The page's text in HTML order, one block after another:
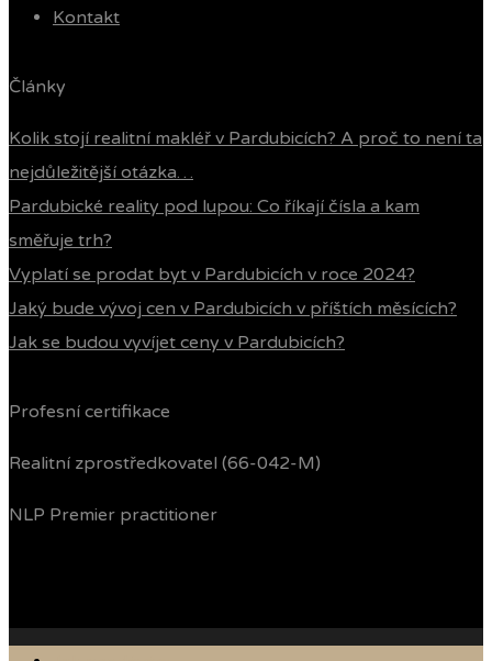
Kontakt
Články
Kolik stojí realitní makléř v Pardubicích? A proč to není ta
nejdůležitější otázka…
Pardubické reality pod lupou: Co říkají čísla a kam
směřuje trh?
Vyplatí se prodat byt v Pardubicích v roce 2024?
Jaký bude vývoj cen v Pardubicích v příštích měsících?
Jak se budou vyvíjet ceny v Pardubicích?
Profesní certifikace
Realitní zprostředkovatel (66-042-M)
NLP Premier practitioner